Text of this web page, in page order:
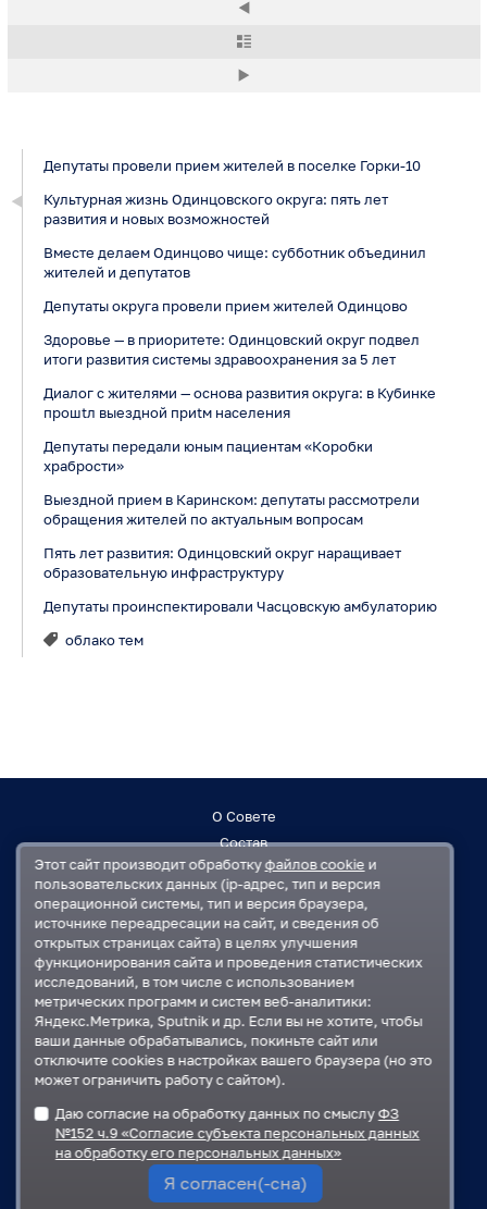
Депутаты провели прием жителей в поселке Горки-10
Культурная жизнь Одинцовского округа: пять лет
развития и новых возможностей
Вместе делаем Одинцово чище: субботник объединил
жителей и депутатов
Депутаты округа провели прием жителей Одинцово
Здоровье — в приоритете: Одинцовский округ подвел
итоги развития системы здравоохранения за 5 лет
Диалог с жителями — основа развития округа: в Кубинке
прошtл выездной приtм населения
Депутаты передали юным пациентам «Коробки
храбрости»
Выездной прием в Каринском: депутаты рассмотрели
обращения жителей по актуальным вопросам
Пять лет развития: Одинцовский округ наращивает
образовательную инфраструктуру
Депутаты проинспектировали Часцовскую амбулаторию
облако тем
О Совете
Состав
Заседания
Контакты
Регламент
План работ
Решения
Государственная Дума
Московская областная Дума
Администрация Одинцовского городского округа
Этот сайт производит обработкуфайлов cookie и
пользовательских данных (ip-адрес, тип и версия
операционной системы, тип и версия браузера,
источнике переадресации на сайт, и сведения об
открытых страницах сайта) в целях улучшения
функционирования сайта и проведения статистических
исследований, в том числе с использованием
метрических программ и систем веб-аналитики:
Яндекс.Метрика, Sputnik и др. Если вы не хотите, чтобы
ваши данные обрабатывались, покиньте сайт или
отключите cookies в настройках вашего браузера (но это
может ограничить работу с сайтом).
Даю согласие на обработку данных по смыслуФЗ
№152 ч.9 «Согласие субъекта персональных данных
на обработку его персональных данных»
Я согласен(-сна)